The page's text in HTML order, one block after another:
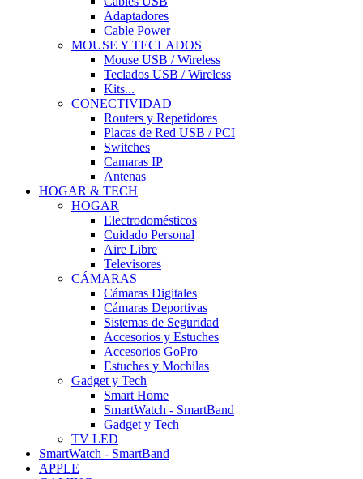
Adaptadores
Cable Power
MOUSE Y TECLADOS
Mouse USB / Wireless
Teclados USB / Wireless
Kits...
CONECTIVIDAD
Routers y Repetidores
Placas de Red USB / PCI
Switches
Camaras IP
Antenas
HOGAR & TECH
HOGAR
Electrodomésticos
Cuidado Personal
Aire Libre
Televisores
CÁMARAS
Cámaras Digitales
Cámaras Deportivas
Sistemas de Seguridad
Accesorios y Estuches
Accesorios GoPro
Estuches y Mochilas
Gadget y Tech
Smart Home
SmartWatch - SmartBand
Gadget y Tech
TV LED
SmartWatch - SmartBand
APPLE